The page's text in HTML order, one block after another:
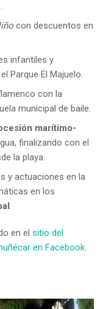
con descuentos en
infantiles y
Parque El Majuelo.
con la
municipal de baile.
marítimo-
finalizando con el
la playa.
y actuaciones en la
en los
.
en el sitio del
en Facebook.